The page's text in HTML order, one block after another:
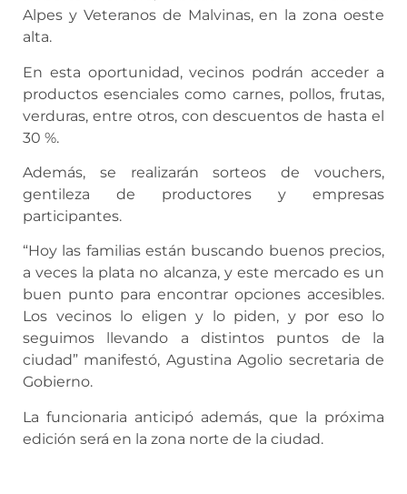
Alpes y Veteranos de Malvinas, en la zona oeste
alta.
En esta oportunidad, vecinos podrán acceder a
productos esenciales como carnes, pollos, frutas,
verduras, entre otros, con descuentos de hasta el
30 %.
Además, se realizarán sorteos de vouchers,
gentileza de productores y empresas
participantes.
“Hoy las familias están buscando buenos precios,
a veces la plata no alcanza, y este mercado es un
buen punto para encontrar opciones accesibles.
Los vecinos lo eligen y lo piden, y por eso lo
seguimos llevando a distintos puntos de la
ciudad” manifestó, Agustina Agolio secretaria de
Gobierno.
La funcionaria anticipó además, que la próxima
edición será en la zona norte de la ciudad.